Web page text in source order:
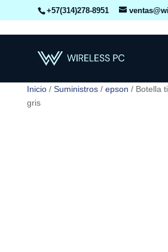
+57(314)278-8951
Inicio/ Suministros/ epson / Botella
gris